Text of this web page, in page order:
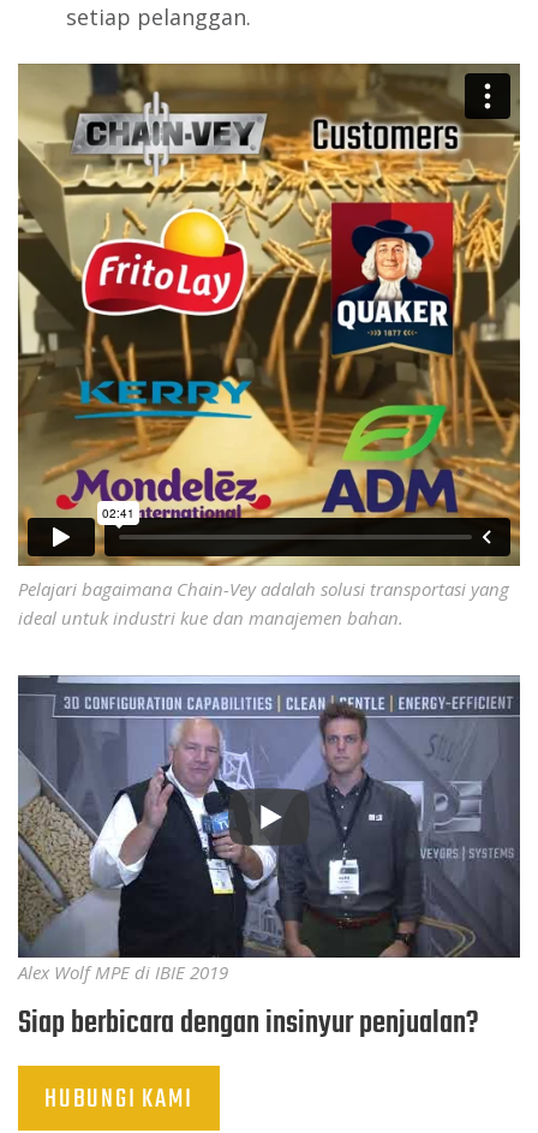
setiap pelanggan.
Pelajari bagaimana Chain-Vey adalah solusi transportasi yang
ideal untuk industri kue dan manajemen bahan.
Alex Wolf MPE di IBIE 2019
Siap berbicara dengan insinyur penjualan?
HUBUNGI KAMI